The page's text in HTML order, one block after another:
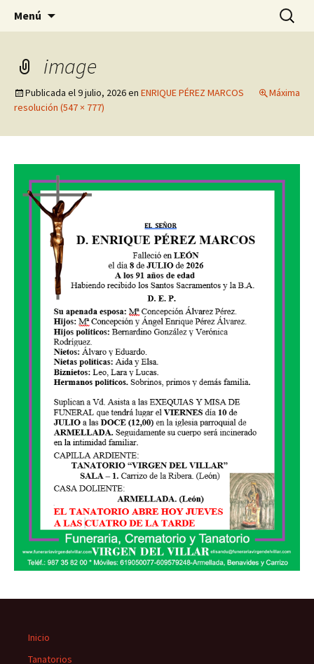
Tanatorio, Funeraria y
crematorio Virgen del Villar
Servicios funerarios
Menú Buscar:
image
Publicada el9 julio, 2026en ENRIQUE PÉREZ MARCOS
Máxima
resolución (547 × 777)
Inicio
Tanatorios